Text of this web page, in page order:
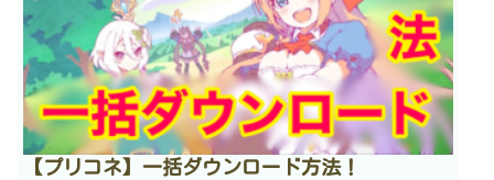
【プリコネ】一括ダウンロード方法！